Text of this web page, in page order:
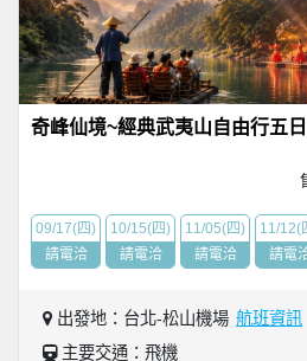
奇峰仙境~經典武夷山自由行五日
09/17(四)
請電洽
10/15(四)
請電洽
11/05(四)
請電洽
11/12(
請電
出發地：台北-松山機場 航班資訊
主要交通：飛機